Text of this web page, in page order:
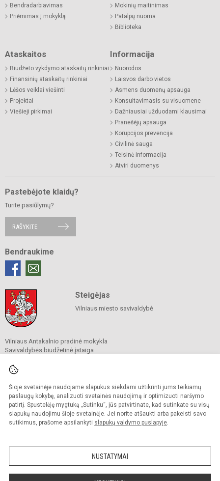
Šioje svetainėje naudojame slapukus siekdami užtikrinti jums teikiamų
paslaugų kokybę, analizuoti svetainės naudojimą ir optimizuoti naršymo
patirtį. Spustelėję mygtuką „Sutinku“, jūs patvirtinate, kad sutinkate su visų
slapukų naudojimu šioje svetainėje. Jei norite atšaukti arba pakeisti savo
sutikimus, prašome apsilankyti slapukų valdymo puslapyje.
NUSTATYMAI
Bendradarbiavimas
Priėmimas į mokyklą
Mokinių maitinimas
Patalpų nuoma
Biblioteka
Ataskaitos
Biudžeto vykdymo ataskaitų rinkiniai
Finansinių ataskaitų rinkiniai
Lėšos veiklai viešinti
Projektai
Viešieji pirkimai
Informacija
Nuorodos
Laisvos darbo vietos
Asmens duomenų apsauga
Konsultavimasis su visuomene
Dažniausiai užduodami klausimai
Pranešėjų apsauga
Korupcijos prevencija
Civilinė sauga
Teisinė informacija
Atviri duomenys
Pastebėjote klaidų?
Turite pasiūlymų?
RAŠYKITE
Bendraukime
Steigėjas
Vilniaus miesto savivaldybė
Vilniaus Antakalnio pradinė mokykla
Savivaldybės biudžetinė įstaiga
Tel.(0 5) 240 96 03
El. p.
Duomenys kaupiami ir saugomi
Juridinių asmenų registre
Įmonės kodas 304865385
Kopijuoti turinį be raštiško gimnazijos sutikimo griežtai draudžiama.
Prieinamumo paraiška Slapukų valdymas
Sumanus būdas atnaujinti